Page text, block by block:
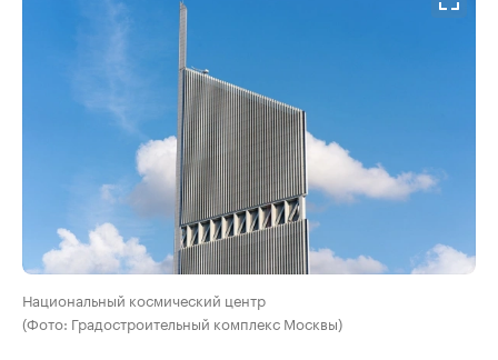
Национальный космический центр
(Фото: Градостроительный комплекс Москвы)